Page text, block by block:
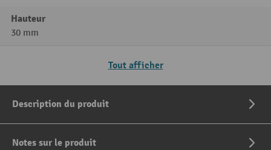
Hauteur
30 mm
Tout afficher
Description du produit
Notes sur le produit